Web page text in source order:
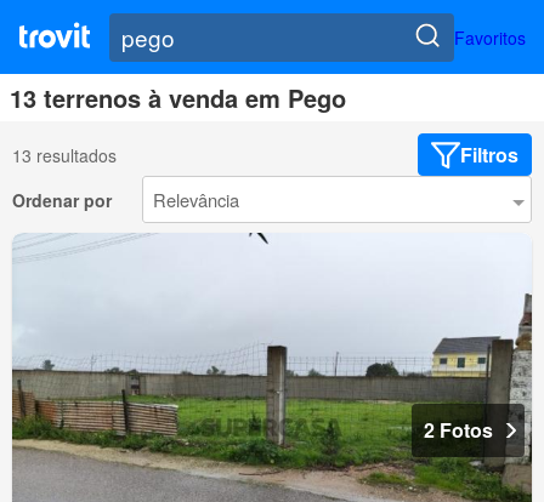
Favoritos
13 terrenos à venda em Pego
13 resultados Filtros
Ordenar por
2 Fotos